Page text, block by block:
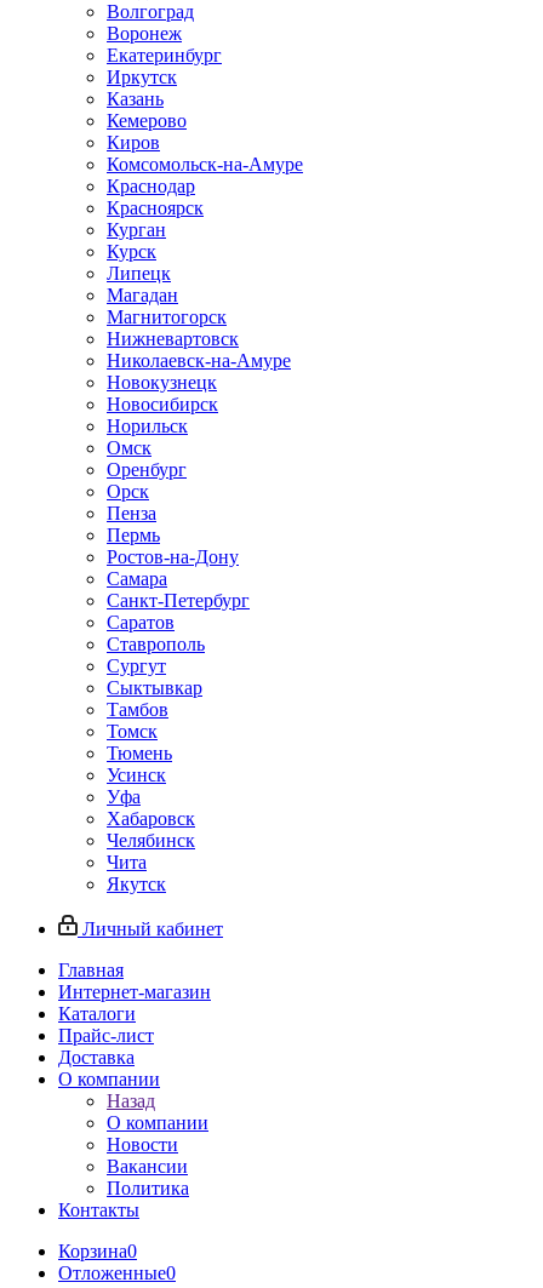
Волгоград
Воронеж
Екатеринбург
Иркутск
Казань
Кемерово
Киров
Комсомольск-на-Амуре
Краснодар
Красноярск
Курган
Курск
Липецк
Магадан
Магнитогорск
Нижневартовск
Николаевск-на-Амуре
Новокузнецк
Новосибирск
Норильск
Омск
Оренбург
Орск
Пенза
Пермь
Ростов-на-Дону
Самара
Санкт-Петербург
Саратов
Ставрополь
Сургут
Сыктывкар
Тамбов
Томск
Тюмень
Усинск
Уфа
Хабаровск
Челябинск
Чита
Якутск
Личный кабинет
Главная
Интернет-магазин
Каталоги
Прайс-лист
Доставка
О компании
Назад
О компании
Новости
Вакансии
Политика
Контакты
Корзина0
Отложенные0